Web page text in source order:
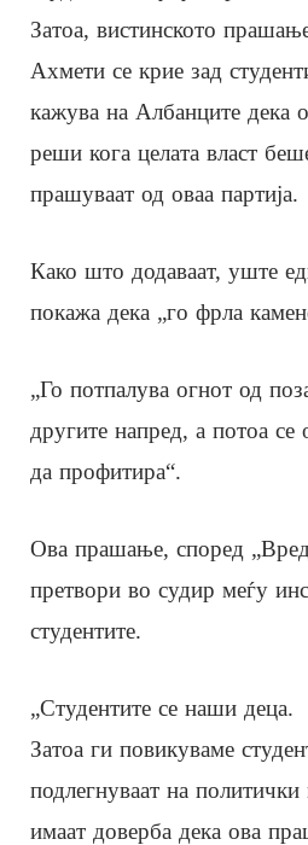
Затоа, вистинското
Ахмети се крие зад
кажува на Албанците дека
реши кога целата власт
прашуваат од оваа партија.
Како што додаваат, уште
покажа дека „го фрла
„Го потпалува огнот од
другите напред, а потоа
да профитира“.
Ова прашање, според
претвори во судир меѓу
студентите.
„Студентите се наши деца.
Затоа ги повикуваме
подлегнуваат на
имаат доверба дека ова